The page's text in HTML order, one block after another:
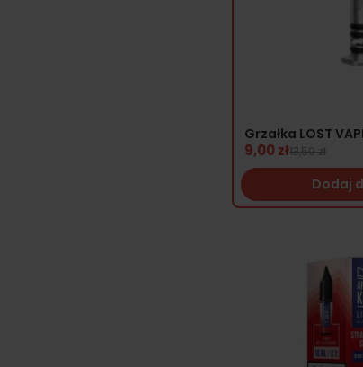
Grzałka LOST
9,00 zł13,50 zł
Dodaj